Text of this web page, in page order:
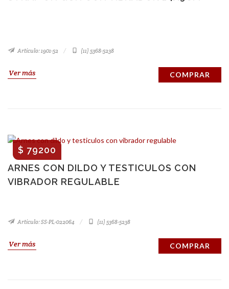
Artículo: 1901-52 (11) 5368-5238
Ver más COMPRAR
ARNES CON DILDO Y TESTICULOS CON
VIBRADOR REGULABLE
$ 79200
Artículo: SS-PL-022064 (11) 5368-5238
Ver más COMPRAR